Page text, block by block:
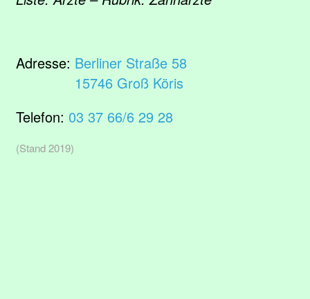
Adresse: Berliner Straße 58
15746 Groß Köris
Telefon: 03 37 66/6 29 28
(Stand 2019)